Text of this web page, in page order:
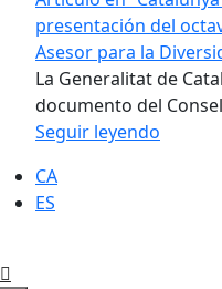
presentación del
Asesor para la
La Generalitat de
documento del
Seguir leyendo
CA
ES